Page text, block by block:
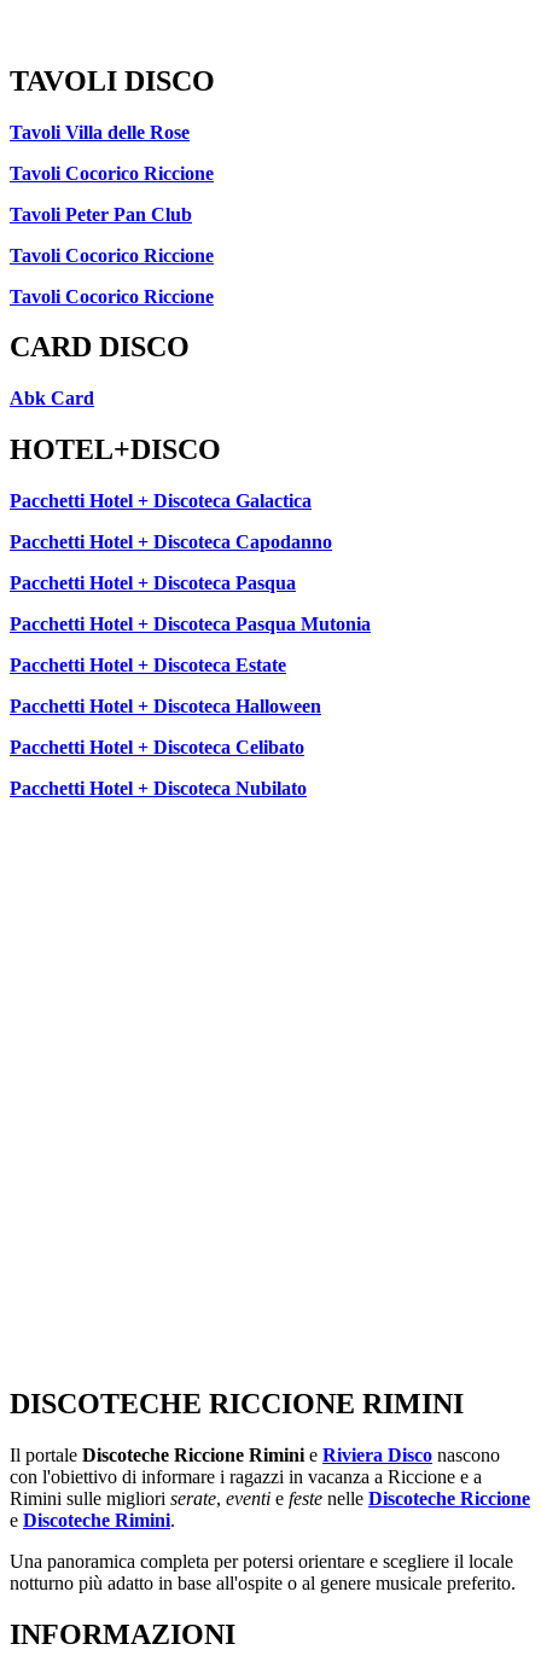
TAVOLI DISCO
Tavoli Villa delle Rose
Tavoli Cocorico Riccione
Tavoli Peter Pan Club
Tavoli Cocorico Riccione
Tavoli Cocorico Riccione
CARD DISCO
Abk Card
HOTEL+DISCO
Pacchetti Hotel + Discoteca Galactica
Pacchetti Hotel + Discoteca Capodanno
Pacchetti Hotel + Discoteca Pasqua
Pacchetti Hotel + Discoteca Pasqua Mutonia
Pacchetti Hotel + Discoteca Estate
Pacchetti Hotel + Discoteca Halloween
Pacchetti Hotel + Discoteca Celibato
Pacchetti Hotel + Discoteca Nubilato
DISCOTECHE RICCIONE RIMINI
Il portale Discoteche Riccione Rimini e Riviera Disco nascono
con l'obiettivo di informare i ragazzi in vacanza a Riccione e a
Rimini sulle migliori serate, eventi e feste nelle Discoteche Riccione
e Discoteche Rimini.
Una panoramica completa per potersi orientare e scegliere il locale
notturno più adatto in base all'ospite o al genere musicale preferito.
INFORMAZIONI